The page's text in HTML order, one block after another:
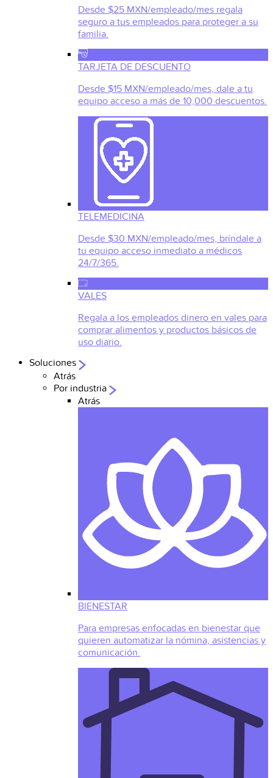
Desde $25 MXN/empleado/mes regala
seguro a tus empleados para proteger a su
familia.
TARJETA DE DESCUENTO
Desde $15 MXN/empleado/mes, dale a tu
equipo acceso a más de 10,000 descuentos.
TELEMEDICINA
Desde $30 MXN/empleado/mes, bríndale a
tu equipo acceso inmediato a médicos
24/7/365.
VALES
Regala a los empleados dinero en vales para
comprar alimentos y productos básicos de
uso diario.
Soluciones
Atrás
Por industria
Atrás
BIENESTAR
Para empresas enfocadas en bienestar que
quieren automatizar la nómina, asistencias y
comunicación.